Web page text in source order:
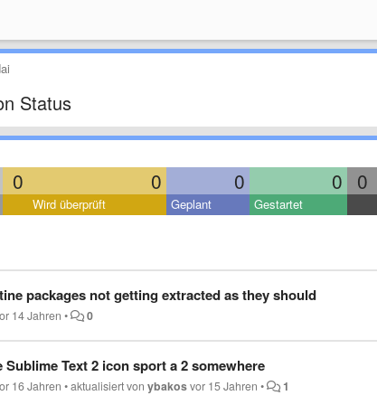
Status
0 0 0 0 0
Wird überprüft Geplant Gestartet
packages not getting extracted as they should
14 Jahren • 0
Sublime Text 2 icon sport a 2 somewhere
16 Jahren •aktualisiert vonybakosvor 15 Jahren • 1